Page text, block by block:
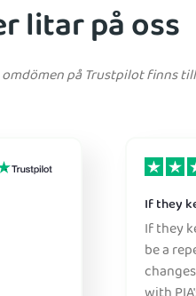
litar på oss
på Trustpilot finns
If they
If they
be a